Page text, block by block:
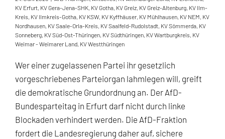
KV Erfurt, KV Gera-Jena-SHK, KV Gotha, KV Greiz, KV Greiz-Altenburg, KV Ilm-
Kreis, KV Ilmkreis-Gotha, KV KSW, KV Kyffhäuser, KV Mühlhausen, KV NEM, KV
Nordhausen, KV Saale-Orla-Kreis, KV Saalfeld-Rudolstadt, KV Sömmerda, KV
Sonneberg, KV Süd-Ost-Thüringen, KV Südthüringen, KV Wartburgkreis, KV
Weimar - Weimarer Land, KV Westthüringen
Wer einer zugelassenen Partei ihr gesetzlich
vorgeschriebenes Parteiorgan lahmlegen will, greift
die demokratische Grundordnung an. Der AfD-
Bundesparteitag in Erfurt darf nicht durch linke
Blockaden verhindert werden. Die AfD-Fraktion
fordert die Landesregierung daher auf, sichere